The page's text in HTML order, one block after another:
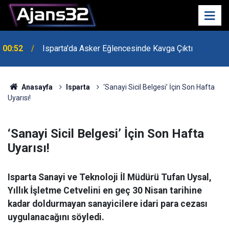
00:52 Isparta'da Asker Eğlencesinde Kavga Çıktı
Anasayfa Isparta
‘Sanayi Sicil Belgesi’ İçin Son Hafta
Uyarısı!
‘Sanayi Sicil Belgesi’ İçin Son Hafta
Uyarısı!
Isparta Sanayi ve Teknoloji İl Müdürü Tufan Uysal,
Yıllık İşletme Cetvelini en geç 30 Nisan tarihine
kadar doldurmayan sanayicilere idari para cezası
uygulanacağını söyledi.